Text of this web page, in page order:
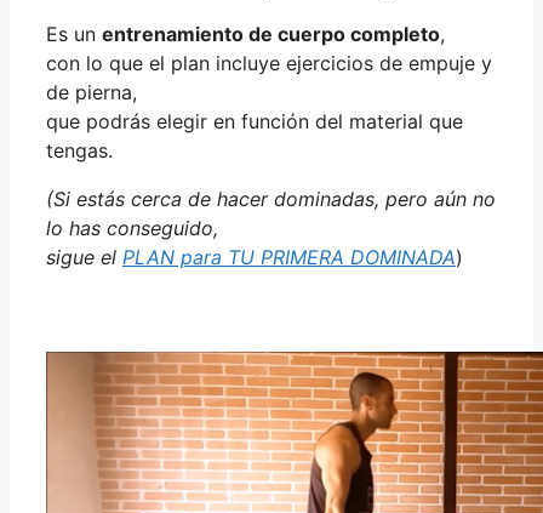
Es un entrenamiento de cuerpo completo,
con lo que el plan incluye ejercicios de empuje y
de pierna,
que podrás elegir en función del material que
tengas.
(Si estás cerca de hacer dominadas, pero aún no
lo has conseguido,
sigue el PLAN para TU PRIMERA DOMINADA)